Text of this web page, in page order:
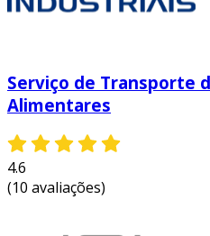
Serviço de Transporte
Alimentares
4.6
(10 avaliações)